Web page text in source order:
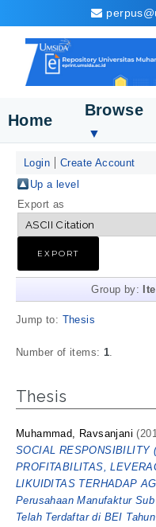
Home
Browse
▼
Login
Create Account
Up a level
Export as
Group by:
Jump to: Thesis
Number of items: 1.
Thesis
Muhammad, Ravsanjani
SOCIAL RESPONSIBILITY
PROFITABILITAS,
LIKUIDITAS TERHADAP
Perusahaan Manufaktur
Telah Terdaftar di BEI